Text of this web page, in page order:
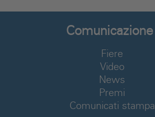
Comunicazione
Fiere
Video
News
Premi
Comunicati stampa